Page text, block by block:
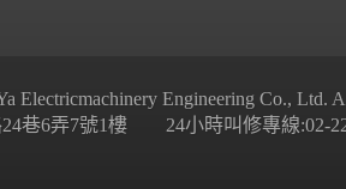
Engineering Co., Ltd.
巷6弄7號1樓 24小時叫修專線:02-